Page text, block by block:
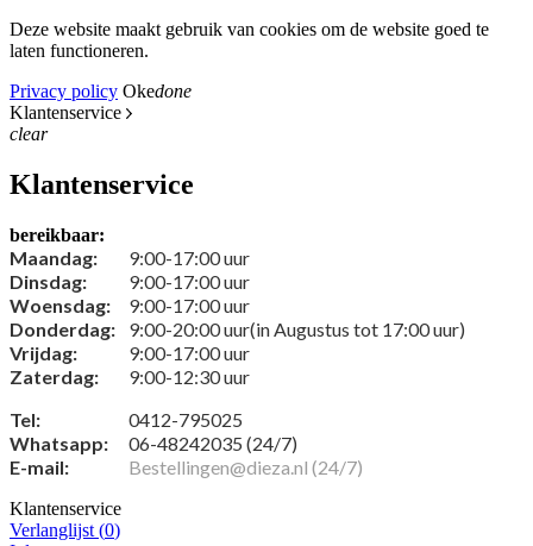
Deze website maakt gebruik van cookies om de website goed te
laten functioneren.
Privacy policy Okedone
Klantenservice
clear
Klantenservice
bereikbaar:
Maandag:
9:00-17:00 uur
Dinsdag:
9:00-17:00 uur
Woensdag:
9:00-17:00 uur
Donderdag:
9:00-20:00 uur(in Augustus tot 17:00 uur)
Vrijdag:
9:00-17:00 uur
Zaterdag:
9:00-12:30 uur
Tel:
0412-795025
Whatsapp:
06-48242035 (24/7)
E-mail:
Bestellingen@dieza.nl (24/7)
Klantenservice
Verlanglijst (0)